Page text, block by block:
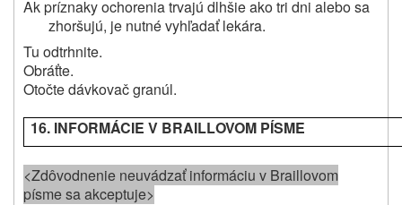
Ak príznaky ochorenia trvajú dlhšie ako tri dni alebo sa
zhoršujú, je nutné vyhľadať lekára.
Tu odtrhnite.
Obráťte.
Otočte dávkovač granúl.
16. INFORMÁCIE V BRAILLOVOM PÍSME
<Zdôvodnenie neuvádzať informáciu v Braillovom
písme sa akceptuje>